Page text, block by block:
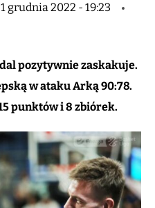
1 grudnia 2022 - 19:23
pozytywnie zaskakuje.
w ataku Arką 90:78.
punktów i 8 zbiórek.